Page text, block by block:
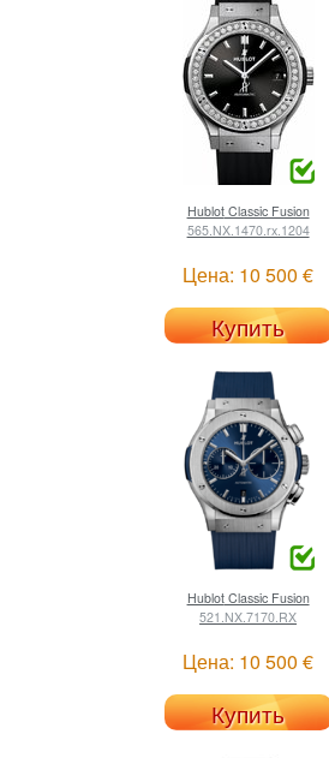
HublotClassic Fusion
565.NX.1470.rx.1204
Цена: 10 500 €
Купить
HublotClassic Fusion
521.NX.7170.RX
Цена: 10 500 €
Купить